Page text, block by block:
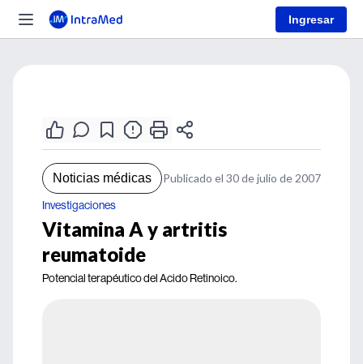
Ingresar
Noticias médicas Publicado el 30 de julio de 2007
Investigaciones
Vitamina A y artritis
reumatoide
Potencial terapéutico del Acido Retinoico.